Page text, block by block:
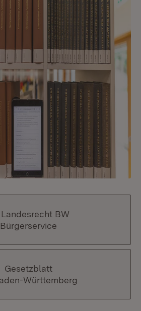
Extern:
Landesrecht BW
Bürgerservice
Gesetzblatt
Württemberg